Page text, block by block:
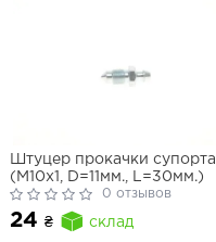
Штуцер прокачки супорта
(M10x1, D=11мм., L=30мм.)
0 отзывов
24 ₴ склад